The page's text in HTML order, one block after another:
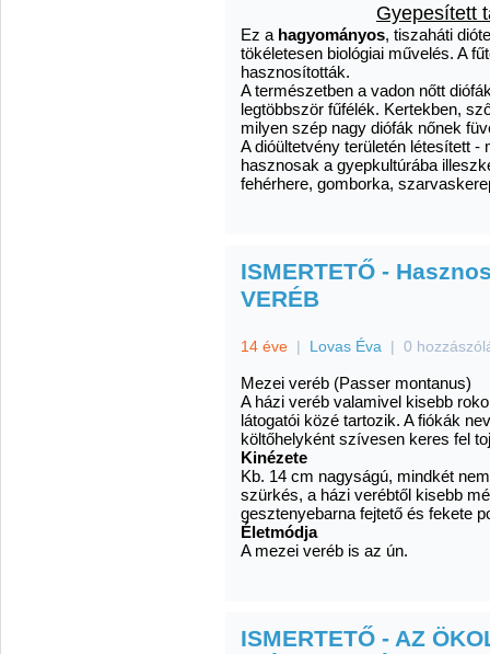
Gyepesített
Ez a hagyományos, tiszaháti
tökéletesen biológiai művelés. A
hasznosították.
A természetben a vadon nőtt
legtöbbször fűfélék. Kertekben,
milyen szép nagy diófák nőnek
A dióültetvény területén létesített -
hasznosak a gyepkultúrába
fehérhere, gomborka,
ISMERTETŐ -
VERÉB
14 éve | Lovas Éva | 0
Mezei veréb (Passer montanus)
A házi veréb valamivel kisebb
látogatói közé tartozik. A fiókák
költőhelyként szívesen keres fel
Kinézete
Kb. 14 cm nagyságú, mindkét
szürkés, a házi verébtől kisebb
gesztenyebarna fejtető és fekete
Életmódja
A mezei veréb is az ún.
ISMERTETŐ - AZ